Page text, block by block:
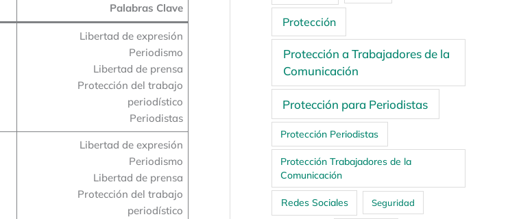
Palabras Clave
Libertad de expresión
Periodismo
Libertad de prensa
Protección del trabajo
periodístico
Periodistas
Libertad de expresión
Periodismo
Libertad de prensa
Protección del trabajo
periodístico
Protección
Protección a Trabajadores de la
Comunicación
Protección para Periodistas
Protección Periodistas
Protección Trabajadores de la
Comunicación
Redes Sociales Seguridad